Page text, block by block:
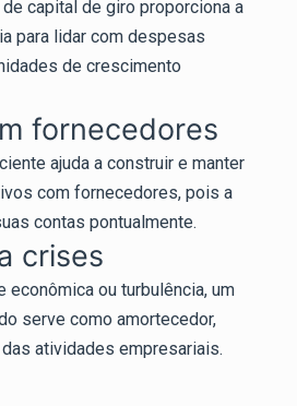
capital de giro proporciona a
para lidar com despesas
de crescimento
fornecedores
ajuda a construir e manter
com fornecedores, pois a
contas pontualmente.
crises
econômica ou turbulência, um
serve como amortecedor,
atividades empresariais.